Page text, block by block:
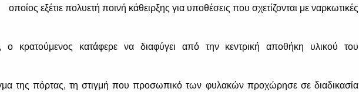
οποίος εξέτιε πολυετή ποινή κάθειρξης για υποθέσεις που σχετίζονται με ναρκωτικές
κρατούμενος κατάφερε να διαφύγει από την κεντρική αποθήκη υλικού του
της πόρτας, τη στιγμή που προσωπικό των φυλακών προχώρησε σε διαδικασία